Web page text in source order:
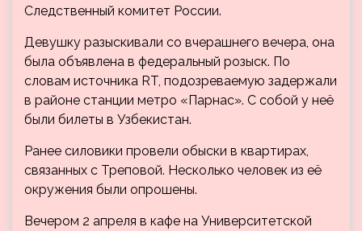
Следственный комитет России.
Девушку разыскивали со вчерашнего вечера, она
была объявлена в федеральный розыск. По
словам источника RT, подозреваемую задержали
в районе станции метро «Парнас». С собой у неё
были билеты в Узбекистан.
Ранее силовики провели обыски в квартирах,
связанных с Треповой. Несколько человек из её
окружения были опрошены.
Вечером 2 апреля в кафе на Университетской